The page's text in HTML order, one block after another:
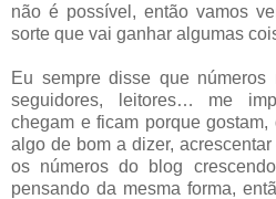
não é possível, então vamos
sorte que vai ganhar algumas
Eu sempre disse que números
seguidores, leitores… me
chegam e ficam porque
algo de bom a dizer,
os números do blog
pensando da mesma forma,